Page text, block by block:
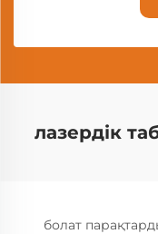
лазердік
болат